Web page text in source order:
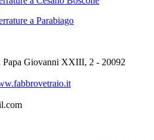
Papa Giovanni XXIII, 2 - 20092